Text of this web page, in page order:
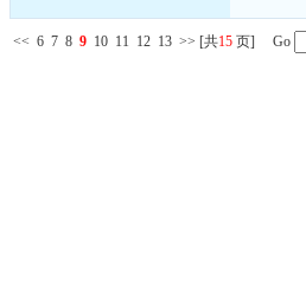
<< 6 7 8 9 10 11 12 13 >> [共15 页] Go